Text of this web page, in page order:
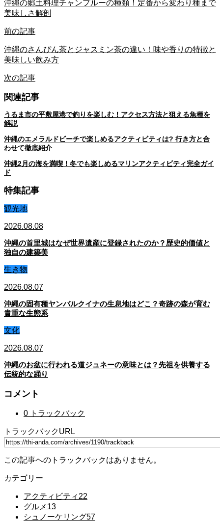
沖縄の郷土料理チャンプルーの種類！定番から変わり種まで
美味しさ解剖
前の記事
沖縄のさんぴん茶とジャスミン茶の違い！味や香りの特徴と
美味しい飲み方
次の記事
関連記事
うるま市の平敷屋港で釣りを楽しむ！アクセス方法と狙える魚種を
解説
沖縄のエメラルドビーチで楽しめるアクティビティは? 行き方と合
わせて徹底紹介
沖縄2月の海を満喫！冬でも楽しめるマリンアクティビティ完全ガイ
ド
特集記事
観光地
2026.08.08
沖縄の首里城はなぜ世界遺産に登録されたのか？歴史的価値と
独自の建築美
生き物
2026.08.07
沖縄の固有種ヤンバルクイナの生息地はどこ？奇跡の森が育む
貴重な生態系
文化
2026.08.07
沖縄のお盆に行われる道ジュネーの意味とは？先祖を供養する
伝統的な踊り
コメント
0 トラックバック
トラックバックURL
この記事へのトラックバックはありません。
カテゴリー
アクティビティ 22
グルメ 13
シュノーケリング57